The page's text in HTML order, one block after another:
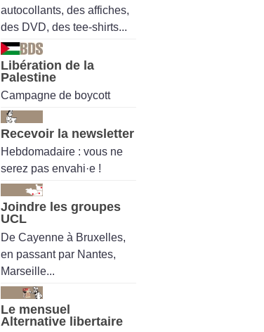
autocollants, des affiches,
des DVD, des tee-shirts...
Libération de la
Palestine
Campagne de boycott
Recevoir la newsletter
Hebdomadaire : vous ne
serez pas envahi·e !
Joindre les groupes
UCL
De Cayenne à Bruxelles,
en passant par Nantes,
Marseille...
Le mensuel
Alternative libertaire